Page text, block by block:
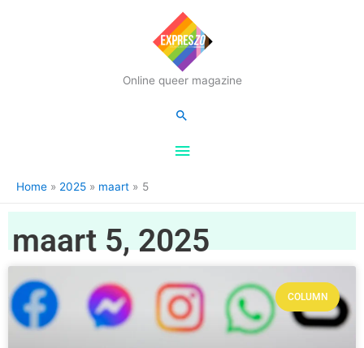
Online queer magazine
Hoofdmenu
Zoeken
Home 2025 maart 5
maart 5, 2025
COLUMN